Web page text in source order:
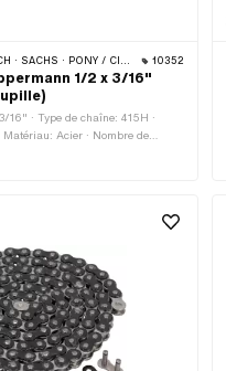
521 & 512) · ZÜNDAPP BELMONDO · TOMOS · BYE BIKE 10352
1/2 x 3/16"
· Type de chaîne: 415H ·
Acier · Nombre de
à chaîne: Membre coudé ·